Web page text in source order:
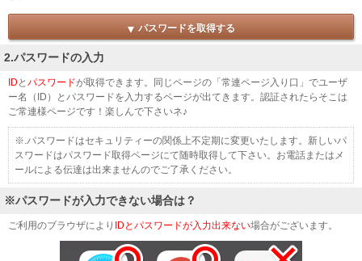
パスワードを取得する
2.パスワードの入力
ID と パスワードが取得できます。同じページの「常連ページ入り口」でユーザ
ー名（ID）とパスワードを入力するページが出てきます。認証されたらそこは
ご常連様ページです！楽しんで下さいネ♪
※.パスワードはセキュリティーの関係上不定期に変更いたします。新しいパ
スワードはパスワード取得ページにて随時取得して下さい。お電話またはメ
ールによる伝達は出来ませんのでご了承ください。
※パスワードが入力できない場合は？
ご利用のブラウザにより IDとパスワードが入力出来ない場合がございます。